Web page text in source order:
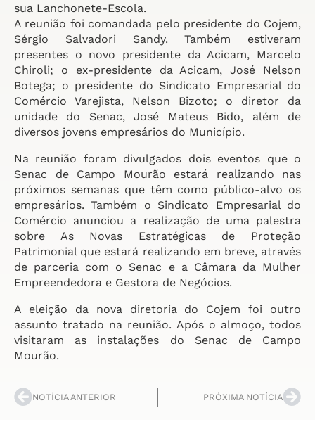
sua Lanchonete-Escola.
A reunião foi comandada pelo presidente do Cojem,
Sérgio Salvadori Sandy. Também estiveram
presentes o novo presidente da Acicam, Marcelo
Chiroli; o ex-presidente da Acicam, José Nelson
Botega; o presidente do Sindicato Empresarial do
Comércio Varejista, Nelson Bizoto; o diretor da
unidade do Senac, José Mateus Bido, além de
diversos jovens empresários do Município.
Na reunião foram divulgados dois eventos que o
Senac de Campo Mourão estará realizando nas
próximos semanas que têm como público-alvo os
empresários. Também o Sindicato Empresarial do
Comércio anunciou a realização de uma palestra
sobre As Novas Estratégicas de Proteção
Patrimonial que estará realizando em breve, através
de parceria com o Senac e a Câmara da Mulher
Empreendedora e Gestora de Negócios.
A eleição da nova diretoria do Cojem foi outro
assunto tratado na reunião. Após o almoço, todos
visitaram as instalações do Senac de Campo
Mourão.
NOTÍCIA ANTERIOR PRÓXIMA NOTÍCIA